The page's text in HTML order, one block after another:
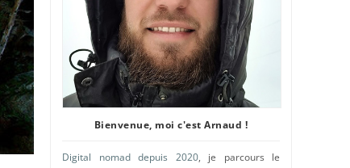
Bienvenue, moi c'est Arnaud !
Digital nomad depuis 2020, je parcours le